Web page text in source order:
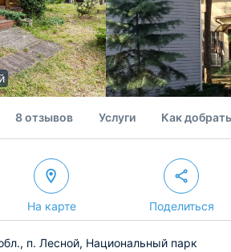
8 отзывов Услуги Как
На карте Поделиться
п. Лесной, Национальный парк